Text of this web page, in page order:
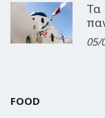
Τα
05/
FOOD